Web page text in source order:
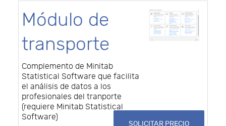
Módulo de
transporte
Complemento de Minitab
Statistical Software que facilita
el análisis de datos a los
profesionales del tranporte
(requiere Minitab Statistical
Software)
SOLICITAR PRECIO